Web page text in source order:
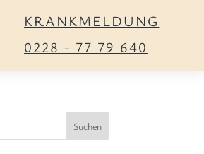
0228 - 77 79 640
KRANKMELDUNG
Suchen